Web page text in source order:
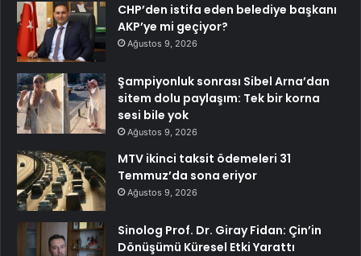
CHP’den istifa eden belediye başkanı
AKP’ye mi geçiyor?
Ağustos 9, 2026
Şampiyonluk sonrası Sibel Arna’dan
sitem dolu paylaşım: Tek bir korna
sesi bile yok
Ağustos 9, 2026
MTV ikinci taksit ödemeleri 31
Temmuz’da sona eriyor
Ağustos 9, 2026
Sinolog Prof. Dr. Giray Fidan: Çin’in
Dönüşümü Küresel Etki Yarattı